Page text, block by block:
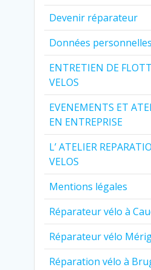
Devenir réparateur
Données personnelles
ENTRETIEN DE
VELOS
EVENEMENTS ET
EN ENTREPRISE
L’ ATELIER
VELOS
Mentions légales
Réparateur vélo à
Réparateur vélo
Réparation vélo à